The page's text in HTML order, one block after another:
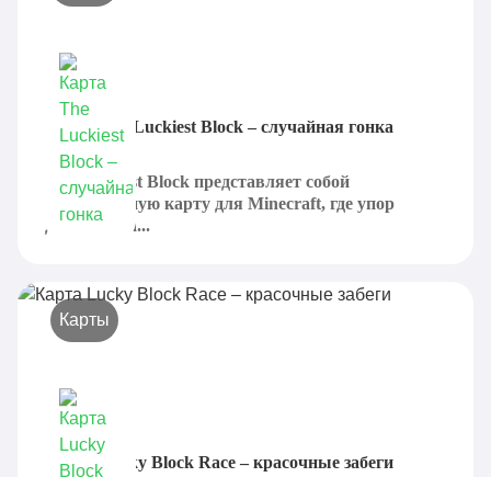
Карта The Luckiest Block – случайная гонка
The Luckiest Block представляет собой
великолепную карту для Minecraft, где упор
делается на...
Карты
Карта Lucky Block Race – красочные забеги